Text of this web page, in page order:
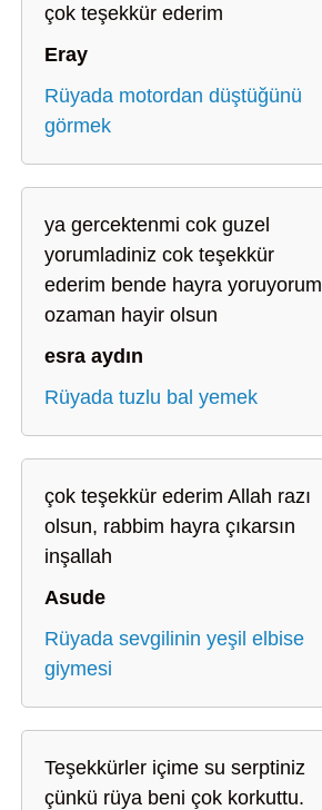
çok teşekkür ederim
Eray
Rüyada motordan düştüğünü
görmek
ya gercektenmi cok guzel
yorumladiniz cok teşekkür
ederim bende hayra yoruyorum
ozaman hayir olsun
esra aydın
Rüyada tuzlu bal yemek
çok teşekkür ederim Allah razı
olsun, rabbim hayra çıkarsın
inşallah
Asude
Rüyada sevgilinin yeşil elbise
giymesi
Teşekkürler içime su serptiniz
çünkü rüya beni çok korkuttu.